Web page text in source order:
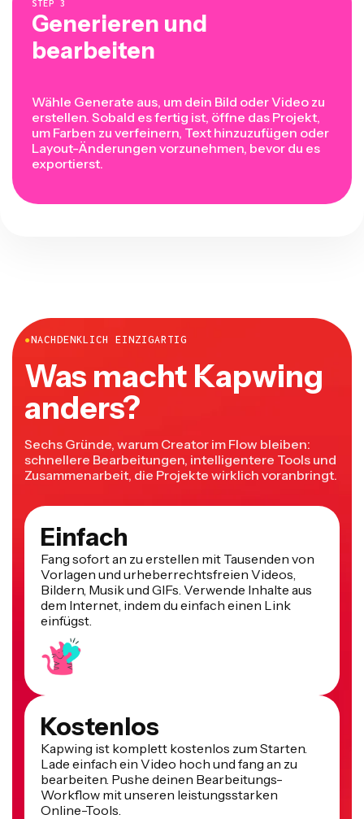
STEP 3
Generieren und
bearbeiten
Wähle Generate aus, um dein Bild oder Video zu
erstellen. Sobald es fertig ist, öffne das Projekt,
um Farben zu verfeinern, Text hinzuzufügen oder
Layout-Änderungen vorzunehmen, bevor du es
exportierst.
●NACHDENKLICH EINZIGARTIG
Was macht Kapwing
anders?
Sechs Gründe, warum Creator im Flow bleiben:
schnellere Bearbeitungen, intelligentere Tools und
Zusammenarbeit, die Projekte wirklich voranbringt.
Einfach
Fang sofort an zu erstellen mit Tausenden von
Vorlagen und urheberrechtsfreien Videos,
Bildern, Musik und GIFs. Verwende Inhalte aus
dem Internet, indem du einfach einen Link
einfügst.
Kostenlos
Kapwing ist komplett kostenlos zum Starten.
Lade einfach ein Video hoch und fang an zu
bearbeiten. Pushe deinen Bearbeitungs-
Workflow mit unseren leistungsstarken
Online-Tools.